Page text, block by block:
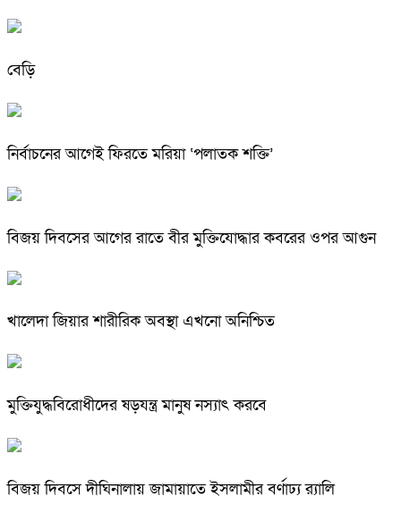
বেড়ি
নির্বাচনের আগেই ফিরতে মরিয়া ‘পলাতক শক্তি’
বিজয় দিবসের আগের রাতে বীর মুক্তিযোদ্ধার কবরের ওপর আগুন
খালেদা জিয়ার শারীরিক অবস্থা এখনো অনিশ্চিত
মুক্তিযুদ্ধবিরোধীদের ষড়যন্ত্র মানুষ নস্যাৎ করবে
বিজয় দিবসে দীঘিনালায় জামায়াতে ইসলামীর বর্ণাঢ্য র‍্যালি